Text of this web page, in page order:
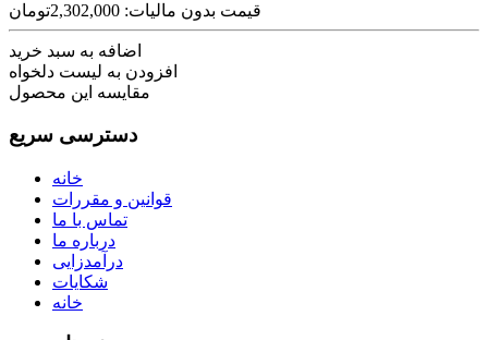
قیمت بدون مالیات: 2,302,000تومان
اضافه به سبد خرید
افزودن به لیست دلخواه
مقایسه این محصول
دسترسی سریع
خانه
قوانین و مقررات
تماس با ما
درباره ما
درآمدزایی
شکایات
خانه